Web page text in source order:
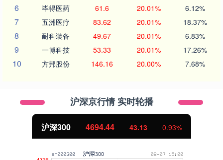
6 毕得医药 61.6 20.01% 6.12%
7 五洲医疗 83.62 20.01% 18.37%
8 耐科装备 49.67 20.01% 6.83%
9 一博科技 53.33 20.01% 17.26%
10 方邦股份 146.16 20.00% 7.68%
沪深京行情 实时轮播
沪深300 4694.44 43.13 0.93%